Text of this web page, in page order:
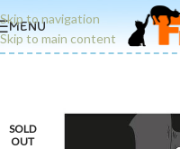
Skip to navigation
Skip to main content
MENU
SOLD
OUT